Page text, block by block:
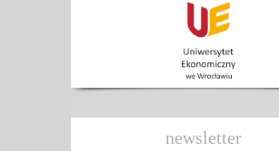
newsletter